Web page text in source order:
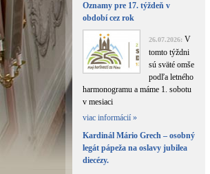
Oznamy pre 17. týždeň v
období cez rok
26.07.2026: V
tomto týždni
sú sväté omše
podľa letného
harmonogramu a máme 1. sobotu
v mesiaci
viac informácií »
Kardinál Mário Grech – osobný
legát pápeža na oslavy jubilea
diecézy.